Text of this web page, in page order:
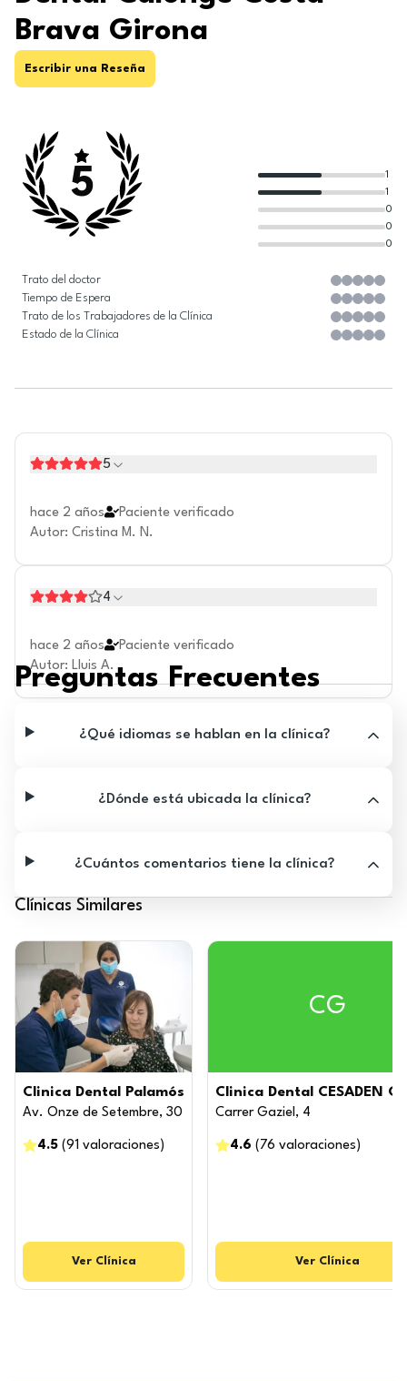
Brava Girona
Escribir una Reseña
5
0
0
0
1
1
Trato del doctor
Tiempo de Espera
Trato de los Trabajadores de la Clínica
Estado de la Clínica
5
hace 2 años
Paciente verificado
Autor: Cristina M. N.
4
hace 2 años
Paciente verificado
Autor: Lluis A.
Preguntas Frecuentes
¿Qué idiomas se hablan en la clínica?
¿Dónde está ubicada la clínica?
¿Cuántos comentarios tiene la clínica?
Clínicas Similares
Clinica Dental Palamós
Av. Onze de Setembre, 30
4.5 (91 valoraciones )
Ver Clínica
CG
Clinica Dental CESADEN
Carrer Gaziel, 4
4.6 ( 76 valoraciones )
Ver Clínica